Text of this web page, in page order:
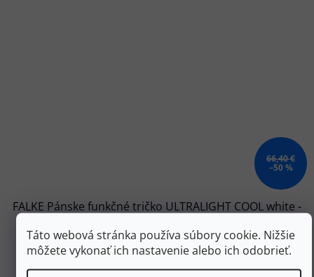
Táto webová stránka používa súbory cookie. Nižšie
môžete vykonať ich nastavenie alebo ich odobrieť.
66,40 €
–50 %
FALKE Pánske funkčné tričko ULTRALIGHT COOL white -
Skladom